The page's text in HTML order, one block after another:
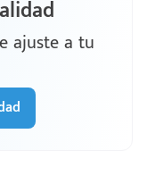
ajuste a tu